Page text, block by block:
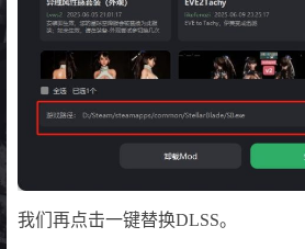
我们再点击一键替换DLSS。